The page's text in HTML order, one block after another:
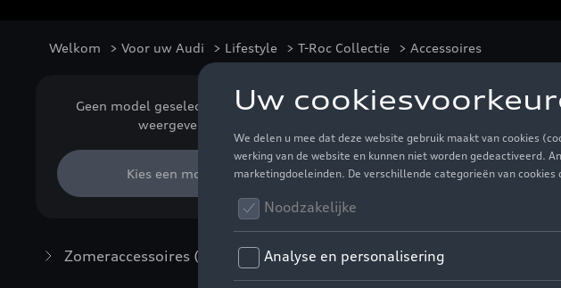
Welkom > Voor uw Audi > Lifestyle > T-Roc Collectie > Accessoires
Geen model geselecteerd (Alles
weergeven)
Kies een model
Zomeraccessoires (7)
Accessoires